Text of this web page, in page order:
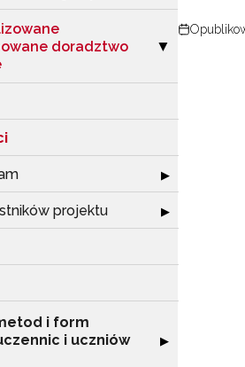
doradztwo
Zwiń sekcję
▶
Rozwiń sekcję
▶
projektu Rozwiń sekcję
▶
i form
i uczniów
Rozwiń sekcję
▶